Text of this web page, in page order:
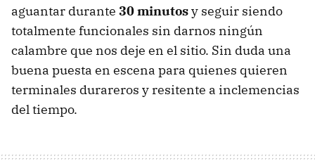
aguantar durante 30 minutosy seguir siendo
totalmente funcionales sin darnos ningún
calambre que nos deje en el sitio. Sin duda una
buena puesta en escena para quienes quieren
terminales durareros y resitente a inclemencias
del tiempo.